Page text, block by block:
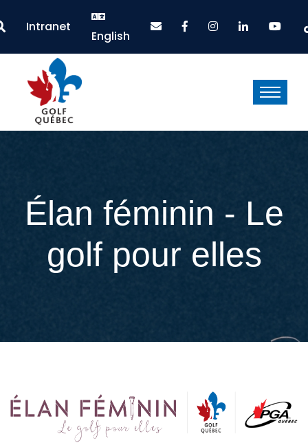
Intranet
English
Élan féminin - Le
golf pour elles